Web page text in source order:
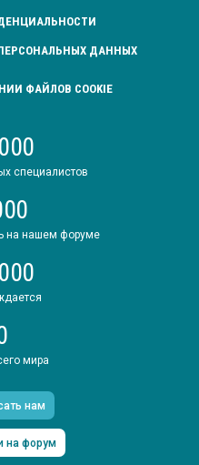
ДАННЫХ
ФАЙЛОВ COOKIE
специалистов
на нашем форуме
мира
нам
на форум